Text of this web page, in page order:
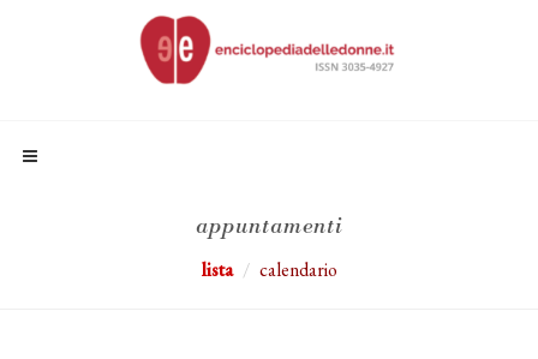
appuntamenti
lista calendario